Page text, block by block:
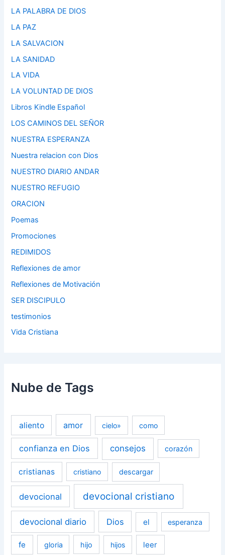
LA PALABRA DE DIOS
LA PAZ
LA SALVACION
LA SANIDAD
LA VIDA
LA VOLUNTAD DE DIOS
Libros Kindle Español
LOS CAMINOS DEL SEÑOR
NUESTRA ESPERANZA
Nuestra relacion con Dios
NUESTRO DIARIO ANDAR
NUESTRO REFUGIO
ORACION
Poemas
Promociones
REDIMIDOS
Reflexiones de amor
Reflexiones de Motivación
SER DISCIPULO
testimonios
Vida Cristiana
Nube de Tags
aliento amor cielo» como
confianza en Dios consejos corazón
cristianas cristiano descargar
devocional devocional cristiano
devocional diario Dios el esperanza
fe gloria hijo hijos leer